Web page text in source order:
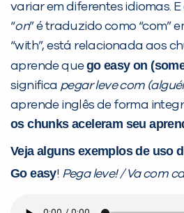
variar em diferentes idiomas.
“on” é traduzido como “com”
“with”, está relacionada aos
aprende quego easy on
significa pegar leve com
aprende inglês de forma
os chunks aceleram seu
Veja alguns exemplos de uso
Go easy! Pega leve! / Va com
VOLTAR